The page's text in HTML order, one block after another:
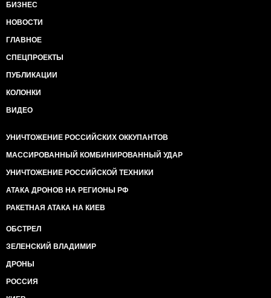
БИЗНЕС
НОВОСТИ
ГЛАВНОЕ
СПЕЦПРОЕКТЫ
ПУБЛИКАЦИИ
КОЛОНКИ
ВИДЕО
УНИЧТОЖЕНИЕ РОССИЙСКИХ ОККУПАНТОВ
МАССИРОВАННЫЙ КОМБИНИРОВАННЫЙ УДАР
УНИЧТОЖЕНИЕ РОССИЙСКОЙ ТЕХНИКИ
АТАКА ДРОНОВ НА РЕГИОНЫ РФ
РАКЕТНАЯ АТАКА НА КИЕВ
ОБСТРЕЛ
ЗЕЛЕНСКИЙ ВЛАДИМИР
ДРОНЫ
РОССИЯ